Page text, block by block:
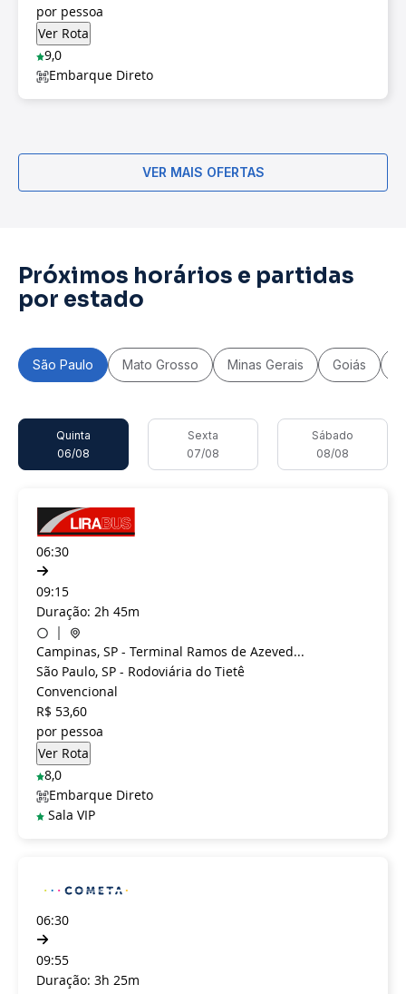
por pessoa
9,0
Embarque Direto
VER MAIS OFERTAS
Próximos horários e partidas
por estado
São Paulo Mato Grosso Minas Gerais Goiás
Quinta
06/08
Sexta
07/08
Sábado
08/08
06:30
09:15
Duração: 2h 45m
Campinas, SP - Terminal Ramos de Azeved...
São Paulo, SP - Rodoviária do Tietê
Convencional
R$ 53,60
por pessoa
8,0
Embarque Direto
Sala VIP
06:30
09:55
Duração: 3h 25m